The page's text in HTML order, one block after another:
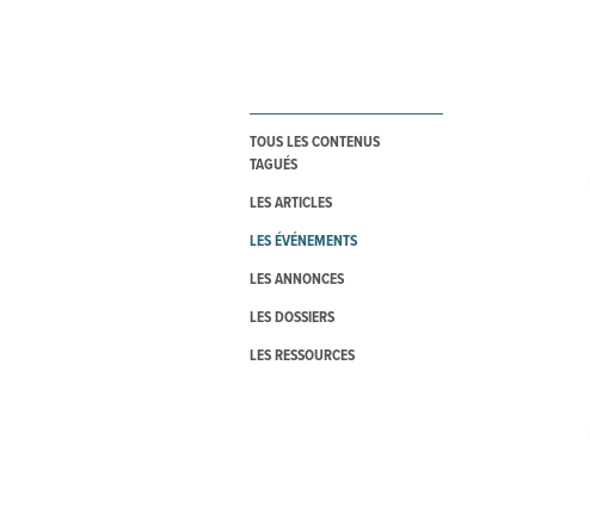
TOUS LES CONTENUS
TAGUÉS
LES ARTICLES
LES ÉVÉNEMENTS
LES ANNONCES
LES DOSSIERS
LES RESSOURCES